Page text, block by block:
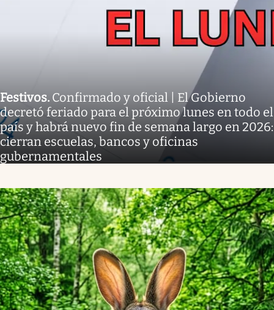
Festivos. Confirmado y oficial | El Gobierno
decretó feriado para el próximo lunes en todo el
país y habrá nuevo fin de semana largo en 2026:
cierran escuelas, bancos y oficinas
gubernamentales